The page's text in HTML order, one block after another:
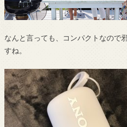
なんと言っても、コンパクトなので
すね。